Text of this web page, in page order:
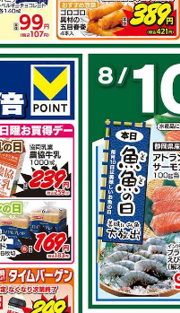
鶏もも肉のイタリアンス
テーキ